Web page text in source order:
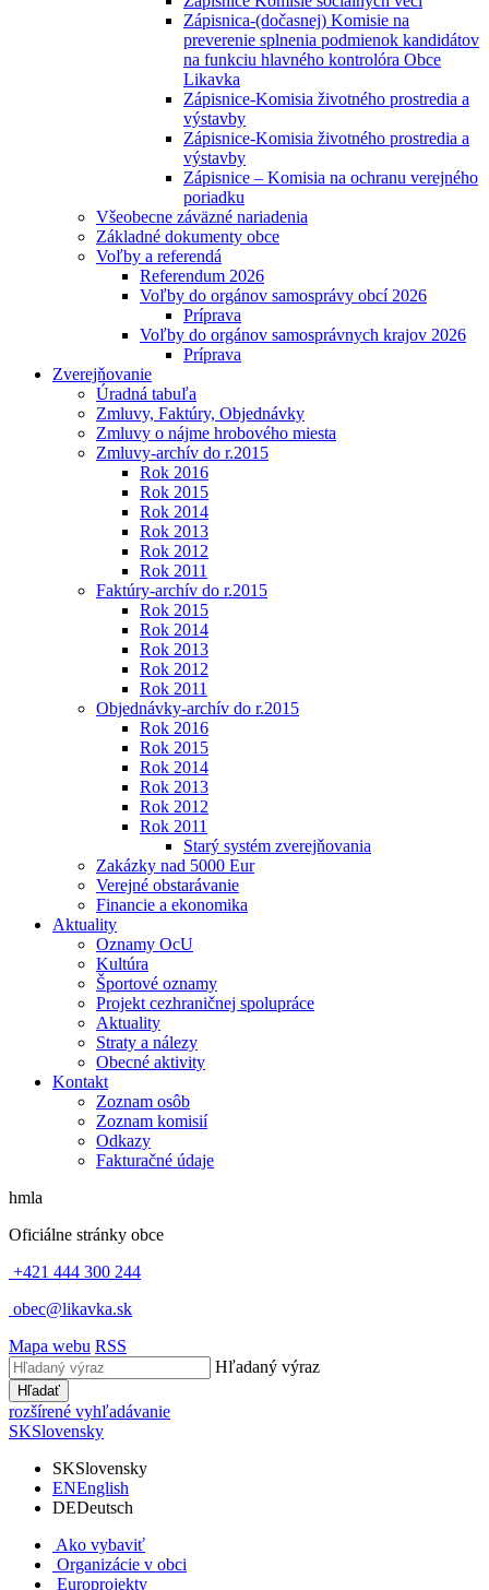
Zápisnica-(dočasnej) Komisie na
preverenie splnenia podmienok kandidátov
na funkciu hlavného kontrolóra Obce
Likavka
Zápisnice-Komisia životného prostredia a
výstavby
Zápisnice-Komisia životného prostredia a
výstavby
Zápisnice – Komisia na ochranu verejného
poriadku
Všeobecne záväzné nariadenia
Základné dokumenty obce
Voľby a referendá
Referendum 2026
Voľby do orgánov samosprávy obcí 2026
Príprava
Voľby do orgánov samosprávnych krajov 2026
Príprava
Zverejňovanie
Úradná tabuľa
Zmluvy, Faktúry, Objednávky
Zmluvy o nájme hrobového miesta
Zmluvy-archív do r.2015
Rok 2016
Rok 2015
Rok 2014
Rok 2013
Rok 2012
Rok 2011
Faktúry-archív do r.2015
Rok 2015
Rok 2014
Rok 2013
Rok 2012
Rok 2011
Objednávky-archív do r.2015
Rok 2016
Rok 2015
Rok 2014
Rok 2013
Rok 2012
Rok 2011
Starý systém zverejňovania
Zakázky nad 5000 Eur
Verejné obstarávanie
Financie a ekonomika
Aktuality
Oznamy OcU
Kultúra
Športové oznamy
Projekt cezhraničnej spolupráce
Aktuality
Straty a nálezy
Obecné aktivity
Kontakt
Zoznam osôb
Zoznam komisií
Odkazy
Fakturačné údaje
hmla
Oficiálne stránky obce
+421 444 300 244
obec@likavka.sk
Mapa webu RSS
Hľadaný výraz
Hľadať
rozšírené vyhľadávanie
SKSlovensky
SKSlovensky
ENEnglish
DEDeutsch
Ako vybaviť
Organizácie v obci
Europrojekty